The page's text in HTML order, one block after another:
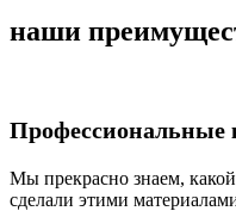
наши
Профессиональные
Мы прекрасно знаем,
сделали этими